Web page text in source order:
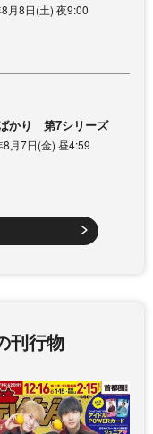
月8日(土) 夜9:00
かり 第7シリーズ
8月7日(金) 昼4:59
刊行物